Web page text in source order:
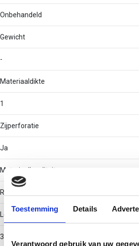
Toestemming Details
Verantwoord gebruik van uw
Onbehandeld
Gewicht
-
Materiaaldikte
1
Zijperforatie
Ja
Materiaalkwaliteit
RVS 304 (V2A)
Lengte
3000